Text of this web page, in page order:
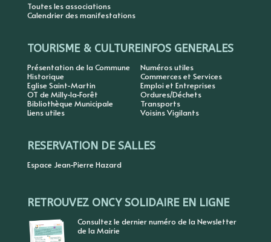
Toutes les associations
Calendrier des manifestations
TOURISME & CULTURE
Présentation de la Commune
Historique
Eglise Saint-Martin
OT de Milly-la-Forêt
Bibliothèque Municipale
Liens utiles
INFOS GENERALES
Numéros utiles
Commerces et Services
Emploi et Entreprises
Ordures/Déchets
Transports
Voisins Vigilants
RESERVATION DE SALLES
Espace Jean-Pierre Hazard
RETROUVEZ ONCY SOLIDAIRE EN LIGNE
Consultez le dernier numéro de la Newsletter
de la Mairie